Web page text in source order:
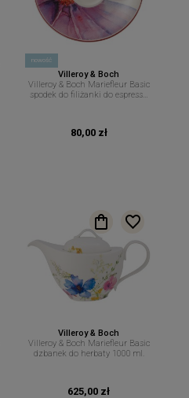
nowość
Villeroy & Boch
Villeroy & Boch Mariefleur Basic
spodek do filiżanki do espresso
80,00 zł
Villeroy & Boch
Villeroy & Boch Mariefleur Basic
dzbanek do herbaty 1000 ml.
625,00 zł